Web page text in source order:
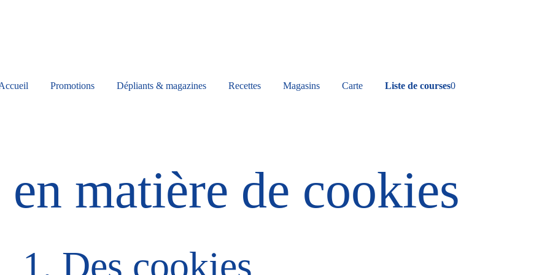
Promotions Dépliants & magazines Recettes Magasins Carte Liste de courses0
matière de cookies
1. Des cookies